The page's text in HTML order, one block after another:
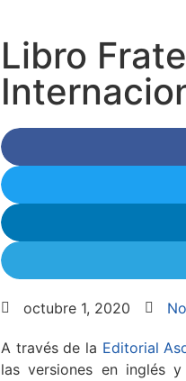
Libro
octubre 1, 2020
A través de la Editorial
las versiones en inglés